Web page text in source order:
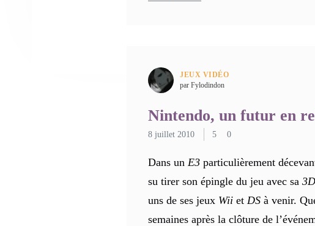
JEUX VIDÉO
par Fylodindon
Nintendo, un futur en
8 juillet 2010 5 0
Dans un E3 particulièrement
su tirer son épingle du jeu avec sa
uns de ses jeux Wii et DS à venir.
semaines après la clôture de